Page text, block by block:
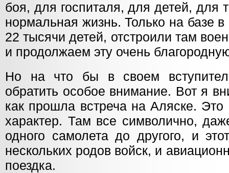
боя, для госпиталя, для детей, для
нормальная жизнь. Только на базе
22 тысячи детей, отстроили там
и продолжаем эту очень
Но на что бы в своем
обратить особое внимание. Вот я
как прошла встреча на Аляске.
характер. Там все символично,
одного самолета до другого, и
нескольких родов войск, и
поездка.